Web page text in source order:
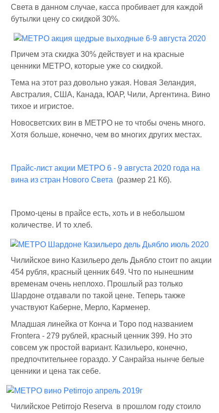
Света в данном случае, касса пробивает для каждой
бутылки цену со скидкой 30%.
Причем эта скидка 30% действует и на красные
ценники МЕТРО, которые уже со скидкой.
Тема на этот раз довольно узкая. Новая Зеландия,
Австралия, США, Канада, ЮАР, Чили, Аргентина. Вино
тихое и игристое.
Новосветских вин в МЕТРО не то чтобы очень много.
Хотя больше, конечно, чем во многих других местах.
Прайс-лист акции МЕТРО 6 - 9 августа 2020 года на
вина из стран Нового Света (размер 21 Кб).
Промо-цены в прайсе есть, хоть и в небольшом
количестве. И то хлеб.
Чилийское вино Казильеро дель Дьябло стоит по акции
454 рубля, красный ценник 649. Что по нынешним
временам очень неплохо. Прошлый раз только
Шардоне отдавали по такой цене. Теперь также
участвуют Каберне, Мерло, Карменер.
Младшая линейка от Конча и Торо под названием
Frontera - 279 рублей, красный ценник 399. Но это
совсем уж простой вариант. Казильеро, конечно,
предпочтительнее гораздо. У Санрайза нынче белые
ценники и цена так себе.
Чилийское Petirrojo Reserva в прошлом году стоило